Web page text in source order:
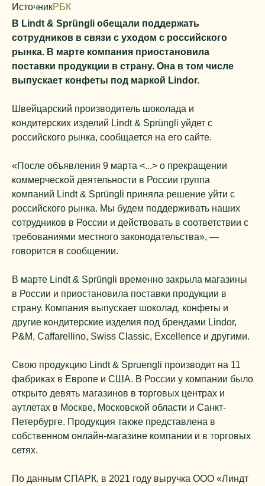
ИсточникРБК
В Lindt & Sprüngli обещали поддержать
сотрудников в связи с уходом с российского
рынка. В марте компания приостановила
поставки продукции в страну. Она в том числе
выпускает конфеты под маркой Lindor.
Швейцарский производитель шоколада и
кондитерских изделий Lindt & Sprüngli уйдет с
российского рынка, сообщается на его сайте.
«После объявления 9 марта <...> о прекращении
коммерческой деятельности в России группа
компаний Lindt & Sprüngli приняла решение уйти с
российского рынка. Мы будем поддерживать наших
сотрудников в России и действовать в соответствии с
требованиями местного законодательства», —
говорится в сообщении.
В марте Lindt & Sprüngli временно закрыла магазины
в России и приостановила поставки продукции в
страну. Компания выпускает шоколад, конфеты и
другие кондитерские изделия под брендами Lindor,
P&M, Caffarellino, Swiss Classic, Excellence и другими.
Свою продукцию Lindt & Spruengli производит на 11
фабриках в Европе и США. В России у компании было
открыто девять магазинов в торговых центрах и
аутлетах в Москве, Московской области и Санкт-
Петербурге. Продукция также представлена в
собственном онлайн-магазине компании и в торговых
сетях.
По данным СПАРК, в 2021 году выручка ООО «Линдт